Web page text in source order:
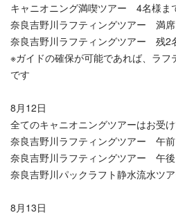
キャニオニング満喫ツアー 4名様ま
奈良吉野川ラフティングツアー 満席
奈良吉野川ラフティングツアー 残2
※ガイドの確保が可能であれば、ラ
です
8月12日
全てのキャニオニングツアーはお受
奈良吉野川ラフティングツアー 午
奈良吉野川ラフティングツアー 午
奈良吉野川パックラフト静水流水
8月13日